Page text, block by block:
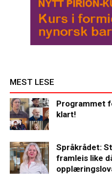
MEST LESE
Programmet
klart!
Språkrådet:
framleis like